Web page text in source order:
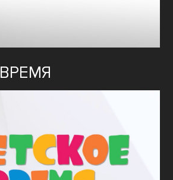
ВРЕМЯ